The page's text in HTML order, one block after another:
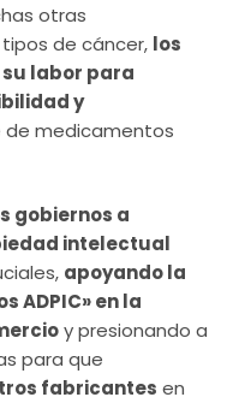
otras
de cáncer, los
labor para
y
medicamentos
gobiernos a
intelectual
apoyando la
ADPIC» en la
y presionando a
para que
fabricantes en